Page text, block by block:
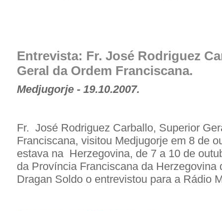
Entrevista: Fr. José Rodriguez
Geral da Ordem Franciscana.
Medjugorje - 19.10.2007.
Fr. José Rodriguez Carballo, Superior
Franciscana, visitou Medjugorje em 8 de
estava na Herzegovina, de 7 a 10 de
da Província Franciscana da Herzegovina
Dragan Soldo o entrevistou para a Rádio